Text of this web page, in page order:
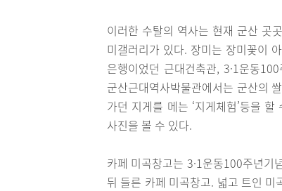
이러한 수탈의 역사는 현재 군산 곳
미갤러리가 있다. 장미는 장미꽃이
은행이었던 근대건축관, 3·1운동
군산근대역사박물관에서는 군산의
가던 지게를 메는 ‘지게체험’등을
사진을 볼 수 있다.
카페 미곡창고는 3·1운동100주년기
뒤 들른 카페 미곡창고. 넓고 트인